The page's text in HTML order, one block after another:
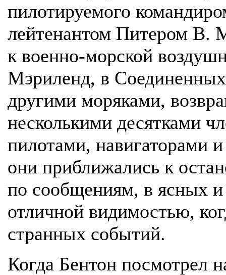
пилотируемого
лейтенантом Питером В.
к военно-морской
Мэриленд, в
другими моряками,
несколькими десятками
пилотами, навигаторами
они приближались к
по сообщениям, в ясных
отличной видимостью,
странных событий.
Когда Бентон посмотрел